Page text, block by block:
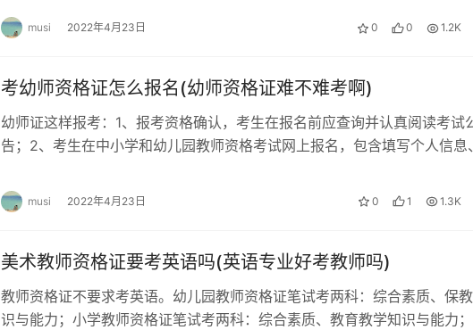
musi 2022年4月23日 0 0 1.2K
考幼师资格证怎么报名(幼师资格证难不难考啊)
幼师证这样报考：1、报考资格确认，考生在报名前应查询并认真阅读考试
告；2、考生在中小学和幼儿园教师资格考试网上报名，包含填写个人信息
musi 2022年4月23日 0 1 1.3K
美术教师资格证要考英语吗(英语专业好考教师吗)
教师资格证不要求考英语。幼儿园教师资格证笔试考两科：综合素质、保
识与能力；小学教师资格证笔试考两科：综合素质、教育教学知识与能力；